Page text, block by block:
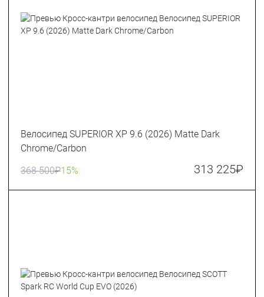
Велосипед SUPERIOR XP 9.6 (2026) Matte Dark
Chrome/Carbon
368 500₽15% 313 225₽